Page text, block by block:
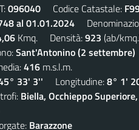
096040 Codice Catastale:
al 01.01.2024
Kmq. Densità:923 (ab/
Sant'Antonino (2 settembre)
416 m.s.l.m.
33' 3'' Longitudine:8° 1'
Biella, Occhieppo
Barazzone